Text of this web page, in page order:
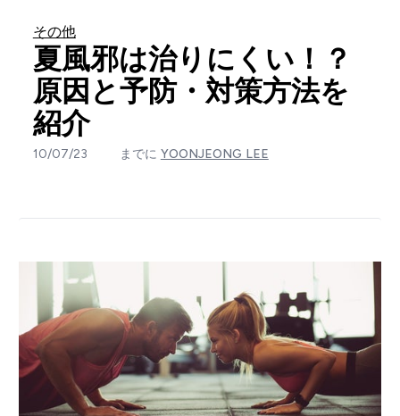
その他
夏風邪は治りにくい！？
原因と予防・対策方法を
紹介
10/07/23 までに YOONJEONG LEE